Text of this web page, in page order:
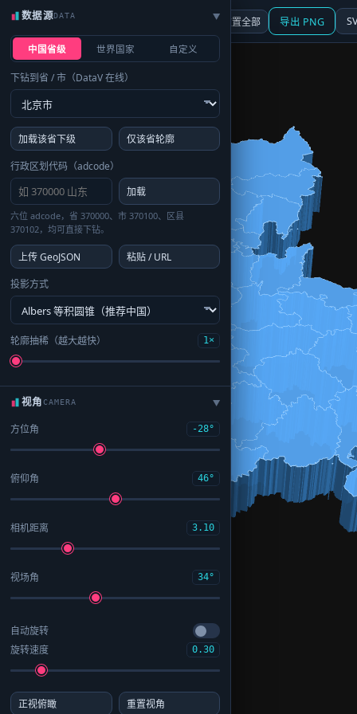
☰ 面板 地图 重置全部 导出 PNG
数据源DATA ▶
中国省级 世界国家 自定义
下钻到省 / 市（DataV 在线）
加载该省下级
仅该省轮廓
行政区划代码（adcode）
加载
六位 adcode，省 370000、市 370100、区县
370102，均可直接下钻。
上传 GeoJSON
粘贴 / URL
投影方式
轮廓抽稀（越大越快） 1×
视角CAMERA ▶
方位角 -28°
俯仰角 46°
相机距离 3.10
视场角 34°
自动旋转
旋转速度
0.30
正视俯瞰 重置视角